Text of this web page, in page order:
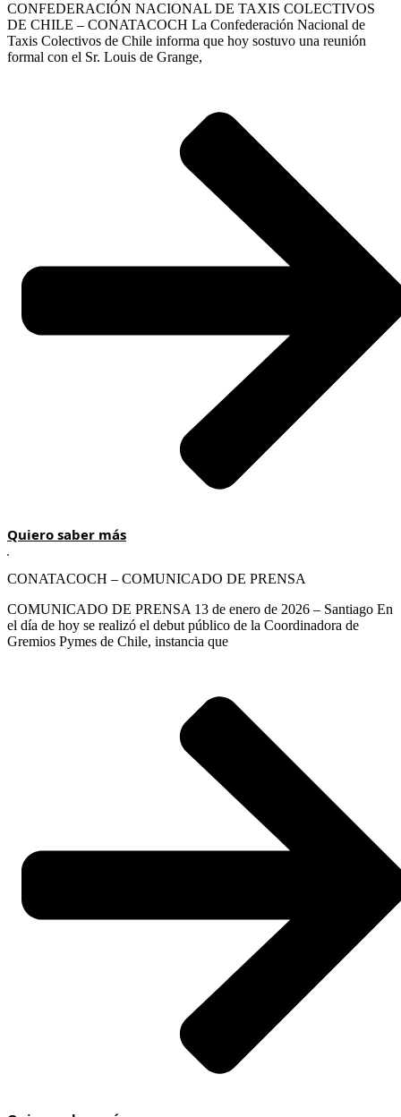
CONFEDERACIÓN NACIONAL DE TAXIS COLECTIVOS
DE CHILE – CONATACOCH La Confederación Nacional de
Taxis Colectivos de Chile informa que hoy sostuvo una reunión
formal con el Sr. Louis de Grange,
Quiero saber más
CONATACOCH – COMUNICADO DE PRENSA
COMUNICADO DE PRENSA 13 de enero de 2026 – Santiago En
el día de hoy se realizó el debut público de la Coordinadora de
Gremios Pymes de Chile, instancia que